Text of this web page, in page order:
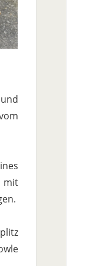
mit